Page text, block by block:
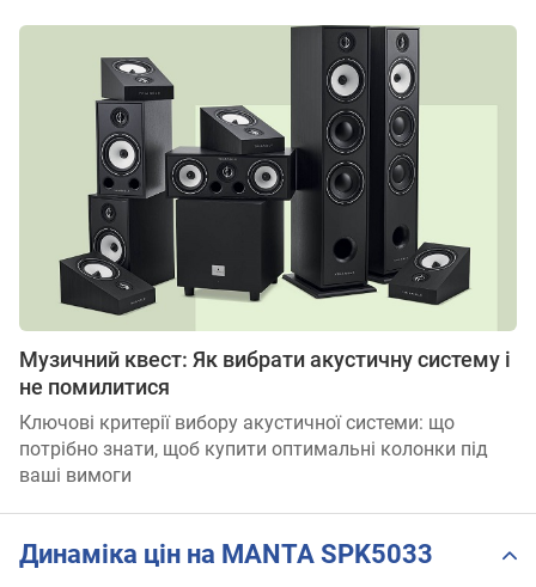
Музичний квест: Як вибрати акустичну систему і
не помилитися
Ключові критерії вибору акустичної системи: що
потрібно знати, щоб купити оптимальні колонки під
ваші вимоги
Динаміка цін на MANTA SPK5033